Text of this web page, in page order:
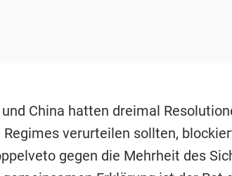
China hatten dreimal
Regimes verurteilen sollten,
gegen die Mehrheit des